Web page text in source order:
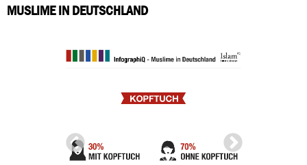
MUSLIME IN DEUTSCHLAND